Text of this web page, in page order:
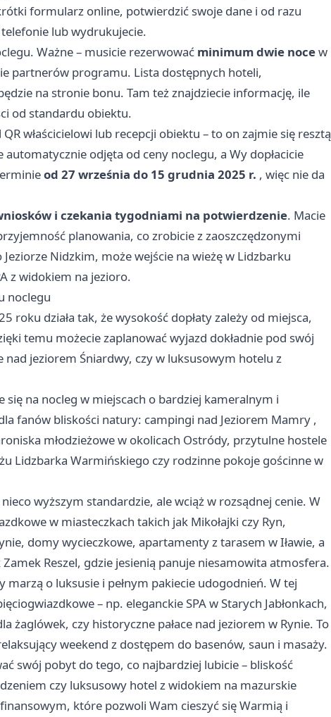
formularz online, potwierdzić swoje dane i od razu
lub wydrukujecie.
Ważne – musicie rezerwować minimum dwie nocew
partnerów programu. Lista dostępnych hoteli,
na stronie bonu. Tam też znajdziecie informację, ile
od standardu obiektu.
właścicielowi lub recepcji obiektu – to on zajmie się resztą
odjęta od ceny noclegu, a Wy dopłacicie
od 27 września do 15 grudnia 2025 r. , więc nie da
i czekania tygodniami na potwierdzenie. Macie
planowania, co zrobicie z zaoszczędzonymi
Nidzkim, może wejście na wieżę w Lidzbarku
z widokiem na jezioro.
noclegu
roku działa tak, że wysokość dopłaty zależy od miejsca,
temu możecie zaplanować wyjazd dokładnie pod swój
jeziorem Śniardwy, czy w luksusowym hotelu z
się na nocleg w miejscach o bardziej kameralnym i
fanów bliskości natury: campingi nad Jeziorem Mamry ,
młodzieżowe w okolicach Ostródy, przytulne hostele
Lidzbarka Warmińskiego czy rodzinne pokoje gościnne w
wyższym standardzie, ale wciąż w rozsądnej cenie. W
w miasteczkach takich jak Mikołajki czy Ryn,
domy wycieczkowe, apartamenty z tarasem w Iławie, a
Reszel, gdzie jesienią panuje niesamowita atmosfera.
o luksusie i pełnym pakiecie udogodnień. W tej
– np. eleganckie SPA w Starych Jabłonkach,
żaglówek, czy historyczne pałace nad jeziorem w Rynie. To
weekend z dostępem do basenów, saun i masaży.
swój pobyt do tego, co najbardziej lubicie – bliskość
czy luksusowy hotel z widokiem na mazurskie
które pozwoli Wam cieszyć się Warmią i